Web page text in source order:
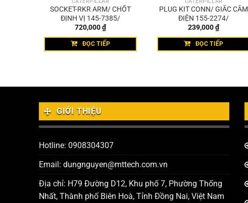
SOCKET-RKR ARM/ CHỐT
ĐỊNH VỊ 145-7385/
720,000₫
ĐỌC TIẾP
PLUG KIT CONN/ GIẮC CẮM
ĐIỆN 155-2274/
239,000₫
ĐỌC TIẾP
GIỚI THIỆU
Hotline: 0908304307
Email: dungnguyen@mttech.com.vn
Địa chỉ: H79 Đường D12, Khu phố 7, Phường Thống
Nhất, Thành phố Biên Hoà, Tỉnh Đồng Nai, Việt Nam